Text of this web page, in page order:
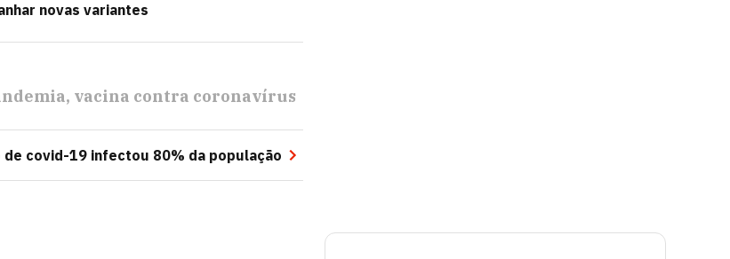
novas variantes
vacina contra coronavírus
de covid-19 infectou 80% da população